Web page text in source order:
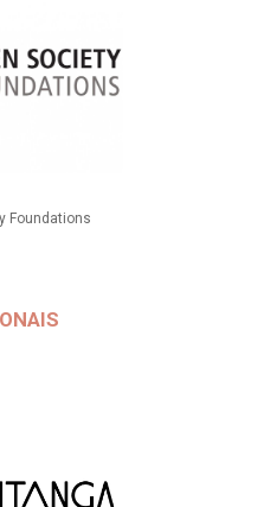
Foundations